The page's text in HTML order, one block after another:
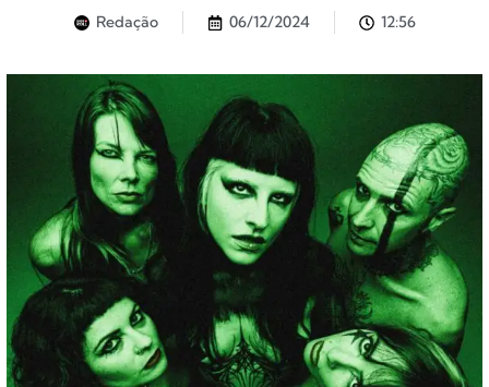
Redação 06/12/2024 12:56